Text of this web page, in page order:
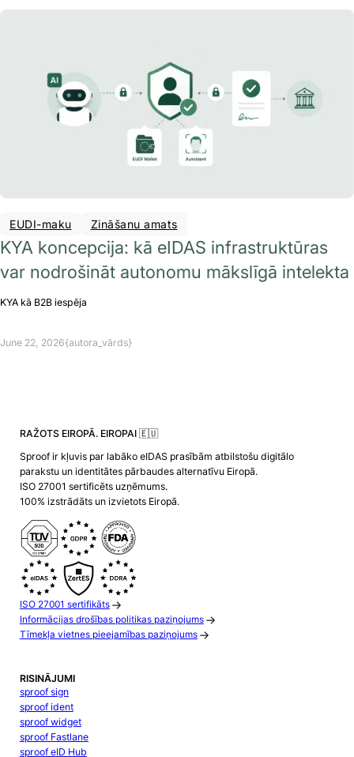
EUDI-maku Zināšanu amats
KYA koncepcija: kā eIDAS infrastruktūras
var nodrošināt autonomu mākslīgā intelekta
KYA kā B2B iespēja
June 22, 2026{autora_vārds}
RAŽOTS EIROPĀ. EIROPAI 🇪🇺
Sproof ir kļuvis par labāko eIDAS prasībām atbilstošu digitālo
parakstu un identitātes pārbaudes alternatīvu Eiropā.
ISO 27001 sertificēts uzņēmums.
100% izstrādāts un izvietots Eiropā.
ISO 27001 sertifikāts
Informācijas drošības politikas paziņojums
Tīmekļa vietnes pieejamības paziņojums
RISINĀJUMI
sproof sign
sproof ident
sproof widget
sproof Fastlane
sproof eID Hub